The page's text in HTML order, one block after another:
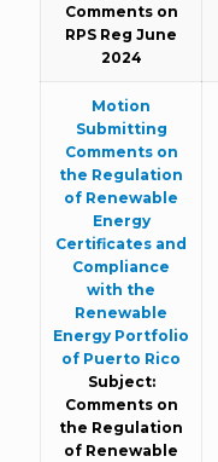
Comments on
RPS Reg June
2024
Motion
Submitting
Comments on
the Regulation
of Renewable
Energy
Certificates and
Compliance
with the
Renewable
Energy Portfolio
of Puerto Rico
Subject:
Comments on
the Regulation
of Renewable